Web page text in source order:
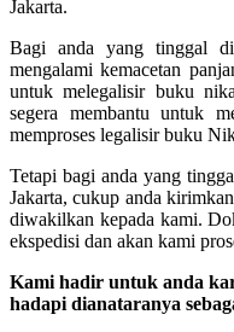
Jakarta.
Bagi anda yang tinggal
mengalami kemacetan
untuk melegalisir buku
segera membantu untuk
memproses legalisir buku
Tetapi bagi anda yang
Jakarta, cukup anda
diwakilkan kepada kami.
ekspedisi dan akan kami
Kami hadir untuk anda
hadapi dianataranya